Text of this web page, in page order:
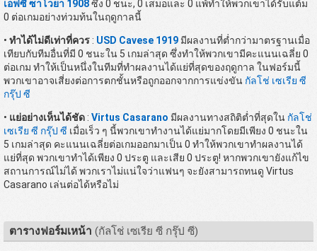
เอฟซี ซาโวยา 1908ซึ่ง 0 ชนะ, 0 เสมอและ 0 แพ้ทำให้พวกเขาได้รับแต้ม
0 ต่อเกมอย่างท่วมท้นในฤดูกาลนี้
• ทำได้ไม่ดีเท่าที่ควร: USD Cavese 1919 มีผลงานที่ต่ำกว่ามาตรฐานเมื่อ
เทียบกับทีมอื่นที่มี 0 ชนะใน 5 เกมล่าสุด ซึ่งทำให้พวกเขามีคะแนนเฉลี่ย 0
ต่อเกม ทำให้เป็นหนึ่งในทีมที่ทำผลงานได้แย่ที่สุดของฤดูกาล ในฟอร์มนี้
พวกเขาอาจเสี่ยงต่อการตกชั้นหรือถูกออกจากการแข่งขัน กัลโช่ เซเรีย ซี
กรุ๊ป ซี
• แย่อย่างเห็นได้ชัด: Virtus Casarano มีผลงานทางสถิติต่ำที่สุดใน กัลโช่
เซเรีย ซี กรุ๊ป ซี เมื่อเร็ว ๆ นี้พวกเขาทำงานได้แย่มากโดยมีเพียง 0 ชนะใน
5 เกมล่าสุด คะแนนเฉลี่ยต่อเกมออกมาเป็น 0 ทำให้พวกเขาทำผลงานได้
แย่ที่สุด พวกเขาทำได้เพียง 0 ประตู และเสีย 0 ประตู! หากพวกเขายังแก้ไข
สถานการณ์ไม่ได้ พวกเราไม่แน่ใจว่าแฟนๆ จะยังสามารถทนดู Virtus
Casarano เล่นต่อได้หรือไม่
ตารางฟอร์มเหน้า (กัลโช่ เซเรีย ซี กรุ๊ป ซี)